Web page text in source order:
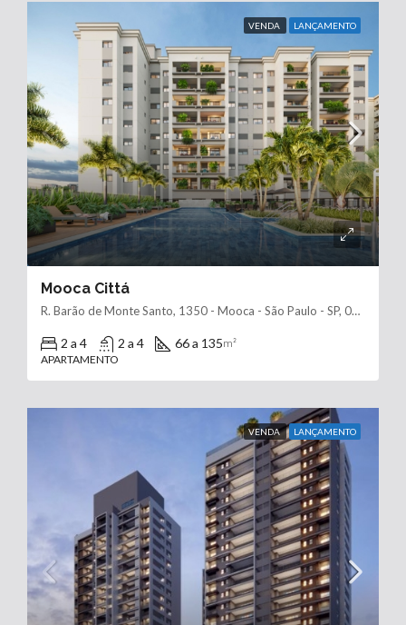
VENDA LANÇAMENTO
Mooca Cittá
R. Barão de Monte Santo, 1350 - Mooca - São Paulo - SP, 03123-020
2 a 4 2 a 4 66 a 135m²
APARTAMENTO
VENDA LANÇAMENTO